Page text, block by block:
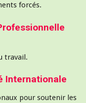
forcés.
travail.
Internationale
pour soutenir les